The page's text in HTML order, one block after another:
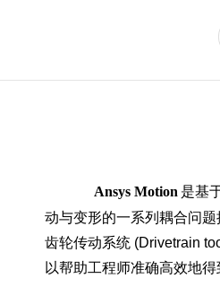
Ansys Motion 是基
动与变形的一系列耦合问
齿轮传动系统 (Drivetrain
以帮助工程师准确高效地得